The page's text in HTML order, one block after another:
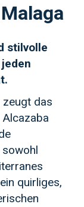
stilvolle
das
quirliges,